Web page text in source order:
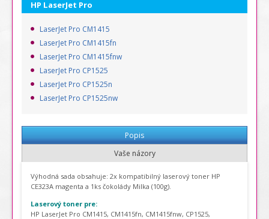
HP LaserJet Pro
LaserJet Pro CM1415
LaserJet Pro CM1415fn
LaserJet Pro CM1415fnw
LaserJet Pro CP1525
LaserJet Pro CP1525n
LaserJet Pro CP1525nw
Popis
Vaše názory
Výhodná sada obsahuje: 2x kompatibilný laserový toner HP
CE323A magenta a 1ks čokolády Milka (100g).
Laserový toner pre:
HP LaserJet Pro CM1415, CM1415fn, CM1415fnw, CP1525,